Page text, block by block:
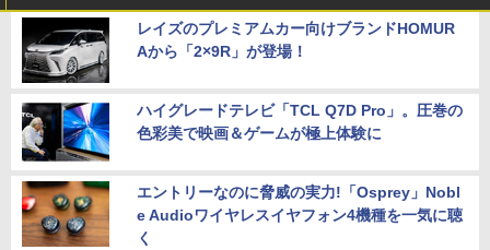
レイズのプレミアムカー向けブランドHOMUR
Aから「2×9R」が登場！
ハイグレードテレビ「TCL Q7D Pro」。圧巻の
色彩美で映画＆ゲームが極上体験に
エントリーなのに脅威の実力!「Osprey」Nobl
e Audioワイヤレスイヤフォン4機種を一気に聴
く